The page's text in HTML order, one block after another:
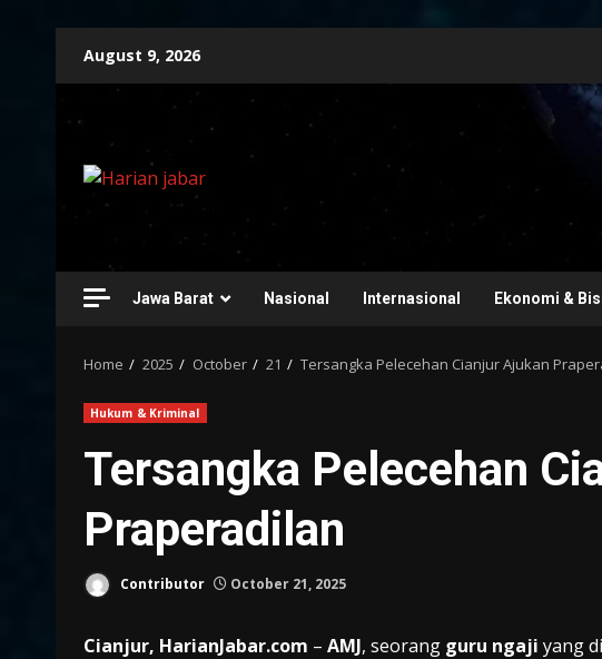
August 9, 2026
Jawa Barat Nasional Internasional Ekonomi &
Home 2025 October 21 Tersangka Pelecehan Cianjur Ajukan
Hukum & Kriminal
Tersangka Pelecehan
Praperadilan
Contributor October 21, 2025
Cianjur, HarianJabar.com – AMJ, seorang guru ngaji yang